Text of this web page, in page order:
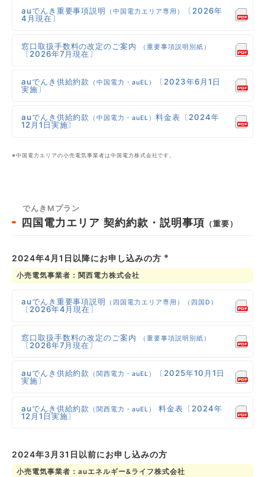
auでんき重要事項説明 （中国電力エリア専用）
〔2026年
4月現在〕
窓口取扱手数料の改定のご案内 （重要事項説明別紙）
〔2026年7月現在〕
auでんき供給約款 （中国電力・auEL）
〔2023年6月1日
実施〕
auでんき供給約款 （中国電力・auEL）料金表〔2024年
12月1日実施〕
※中国電力エリアの小売電気事業者は中国電力株式会社です。
でんきMプラン
四国電力エリア契約約款・説明事項 （重要）
2024年4月1日以降にお申し込みの方 ※
小売電気事業者：関西電力株式会社
auでんき重要事項説明 （四国電力エリア専用）（四国D）
〔2026年4月現在〕
窓口取扱手数料の改定のご案内 （重要事項説明別紙）
〔2026年7月現在〕
auでんき供給約款 （関西電力・auEL）
〔2025年10月1日
実施〕
auでんき供給約款 （関西電力・auEL）
料金表〔2024年
12月1日実施〕
2024年3月31日以前にお申し込みの方
小売電気事業者：auエネルギー&ライフ株式会社